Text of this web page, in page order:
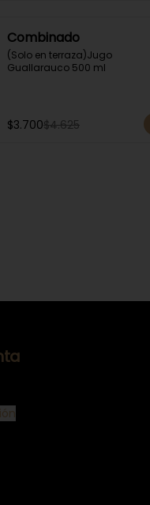
Combinado
(Solo en terraza)Jugo
Guallarauco 500 ml
$3.700$4.625